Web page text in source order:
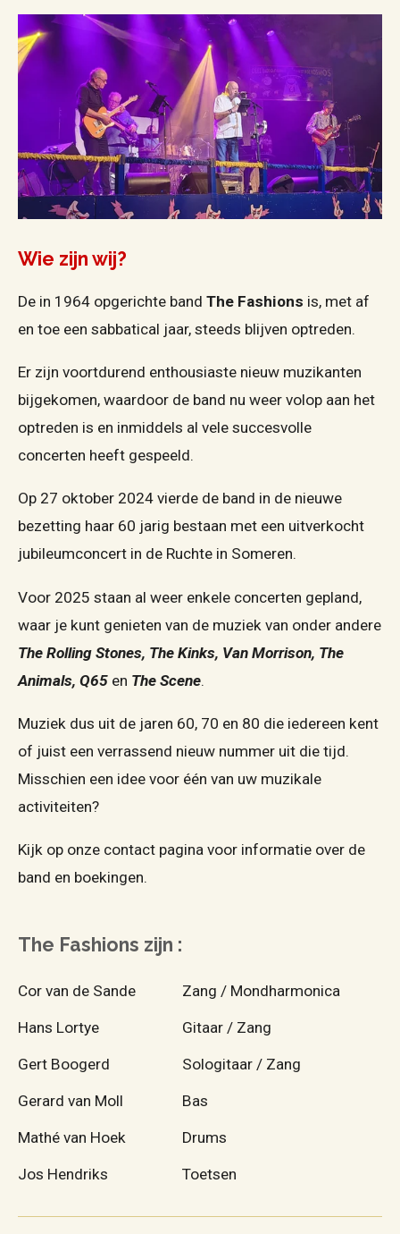
Wie zijn wij?
De in 1964 opgerichte band The Fashions is, met af
en toe een sabbatical jaar, steeds blijven optreden.
Er zijn voortdurend enthousiaste nieuw muzikanten
bijgekomen, waardoor de band nu weer volop aan het
optreden is en inmiddels al vele succesvolle
concerten heeft gespeeld.
Op 27 oktober 2024 vierde de band in de nieuwe
bezetting haar 60 jarig bestaan met een uitverkocht
jubileumconcert in de Ruchte in Someren.
Voor 2025 staan al weer enkele concerten gepland,
waar je kunt genieten van de muziek van onder andere
The Rolling Stones, The Kinks, Van Morrison, The
Animals, Q65 en The Scene.
Muziek dus uit de jaren 60, 70 en 80 die iedereen kent
of juist een verrassend nieuw nummer uit die tijd.
Misschien een idee voor één van uw muzikale
activiteiten?
Kijk op onze contact pagina voor informatie over de
band en boekingen.
The Fashions zijn :
Cor van de Sande Zang / Mondharmonica
Hans Lortye Gitaar / Zang
Gert Boogerd Sologitaar / Zang
Gerard van Moll Bas
Mathé van Hoek Drums
Jos Hendriks Toetsen